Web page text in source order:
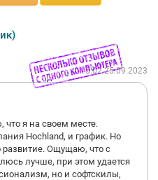
15:02 25.09.2023
что я на своем месте.
Hochland, и график. Но
развитие. Ощущаю, что с
лучше, при этом удается
но и софтскилы,